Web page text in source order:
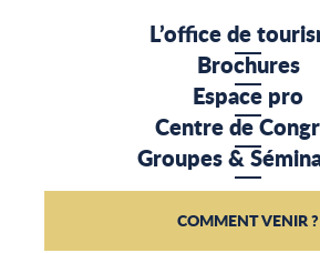
L’office de
Brochures
Espace pro
Centre de
Groupes &
COMMENT VENIR ?